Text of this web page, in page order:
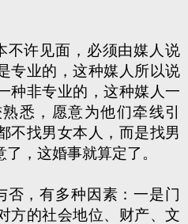
不许见面，必须由媒人说
专业的，这种媒 人所以说
种非专业的，这种媒人一
悉，愿意为他们牵线引
不找男女本人，而是找男
，这婚事就算定了。
否，有多种因素：一是门
方的社会地位、财产、文